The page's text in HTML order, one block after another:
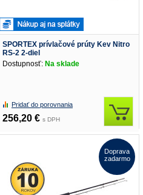
SPORTEX prívlačové prúty Kev Nitro
RS-2 2-diel
Dostupnosť: Na sklade
Pridať do porovnania
256,20 € s DPH
Doprava
zadarmo